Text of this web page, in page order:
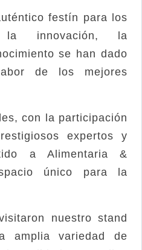
festín para los
la innovación, la
se han dado
de los mejores
con la participación
expertos y
a Alimentaria &
único para la
nuestro stand
amplia variedad de